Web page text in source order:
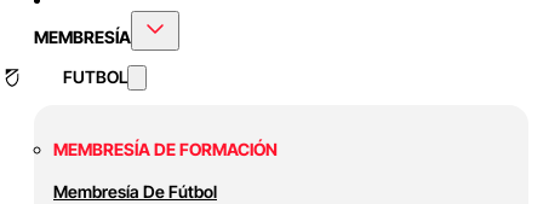
MEMBRESÍA
FUTBOL
MEMBRESÍA DE FORMACIÓN
Membresía De Fútbol